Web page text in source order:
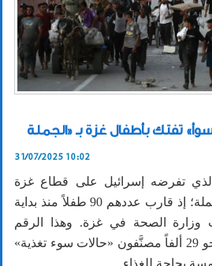
31/07/2025 10:02
تفرضه إسرائيل على قطاع غزة
المزيدَ من المُجوّعين بالجملة؛ إذ قارب عددهم 90 طفلاً منذ بداية
الصحة في غزة. وهذا الرقم
مرشح للارتفاع إذ هناك نحو 29 ألفاً مصنَّفون «حالات سوء تغذية»